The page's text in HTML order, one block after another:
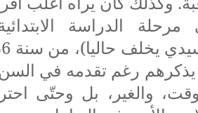
الدراسة
يذكرهم رغم تقدمه في
والغير، بل وحتّى